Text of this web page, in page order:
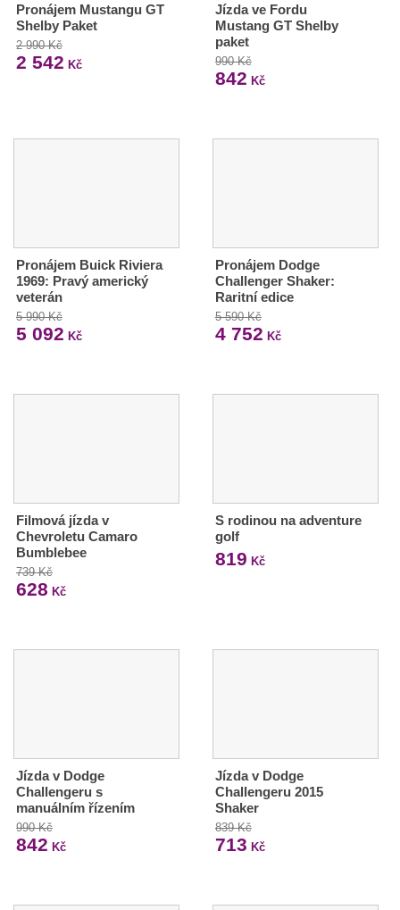
Pronájem Mustangu GT
Shelby Paket
2 990 Kč
2 542 Kč
Jízda ve Fordu
Mustang GT Shelby
paket
990 Kč
842 Kč
Pronájem Buick Riviera
1969: Pravý americký
veterán
5 990 Kč
5 092 Kč
Pronájem Dodge
Challenger Shaker:
Raritní edice
5 590 Kč
4 752 Kč
Filmová jízda v
Chevroletu Camaro
Bumblebee
739 Kč
628 Kč
S rodinou na adventure
golf
819 Kč
Jízda v Dodge
Challengeru s
manuálním řízením
990 Kč
842 Kč
Jízda v Dodge
Challengeru 2015
Shaker
839 Kč
713 Kč